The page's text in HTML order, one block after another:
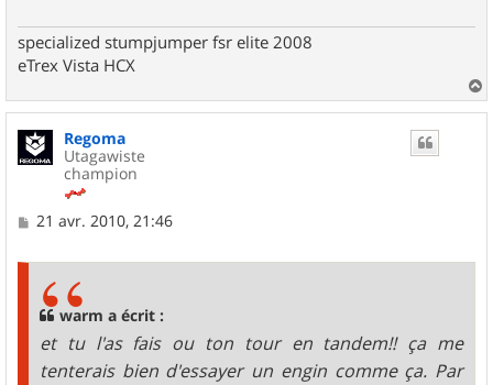
specialized stumpjumper fsr elite 2008
eTrex Vista HCX
a
Regoma
Utagawiste
champion
M
21 avr. 2010, 21:46
warm a écrit :
et tu l'as fais ou ton tour en tandem!! ça me
tenterais bien d'essayer un engin comme ça. Par